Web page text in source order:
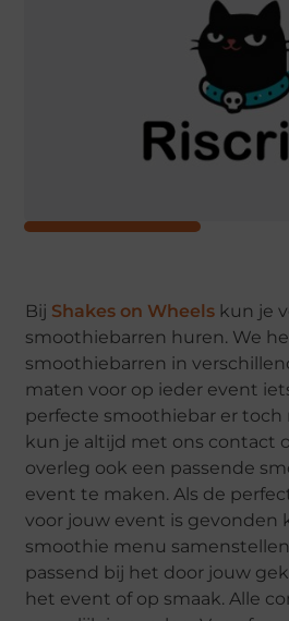
Bij Shakes on Wheels kun je
smoothiebarren huren. We
smoothiebarren in
maten voor op ieder event
perfecte smoothiebar er toch
kun je altijd met ons contact
overleg ook een passende
event te maken. Als de
voor jouw event is gevonden
smoothie menu
passend bij het door jouw
het event of op smaak. Alle